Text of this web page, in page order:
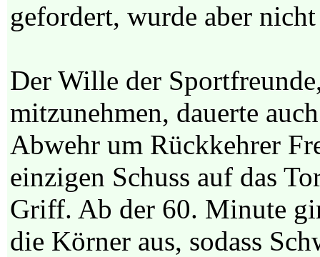
gefordert, wurde aber
Der Wille der
mitzunehmen, dauerte
Abwehr um Rückkehrer
einzigen Schuss auf das
Griff. Ab der 60. Minute
die Körner aus, sodass